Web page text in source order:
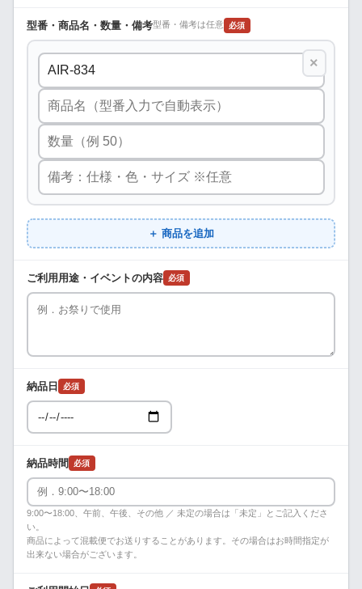
型番・商品名・数量・備考型番・備考は任意 必須
×
＋ 商品を追加
ご利用用途・イベントの内容 必須
納品日 必須
納品時間 必須
9:00〜18:00、午前、午後、その他 ／ 未定の場合は「未定」とご記入くださ
い。
商品によって混載便でお送りすることがあります。その場合はお時間指定が
出来ない場合がございます。